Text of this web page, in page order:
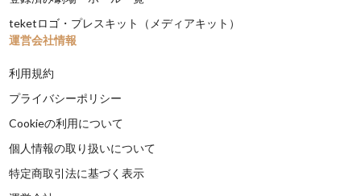
teketロゴ・プレスキット（メディアキット）
運営会社情報
利用規約
プライバシーポリシー
Cookieの利用について
個人情報の取り扱いについて
特定商取引法に基づく表示